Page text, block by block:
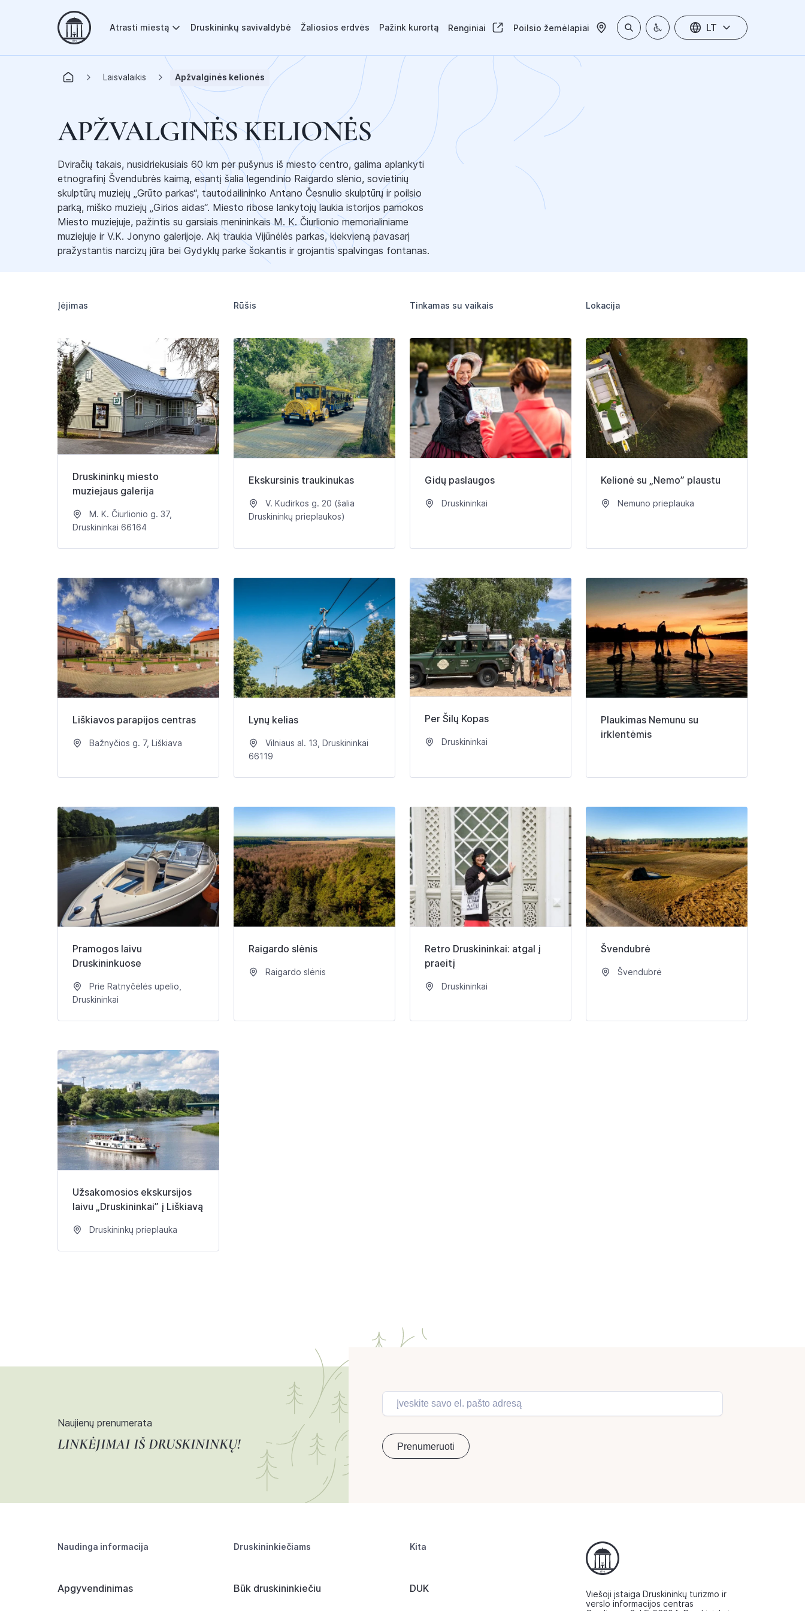
Atrasti miestą Druskininkų savivaldybė Žaliosios erdvės Pažink kurortą Renginiai Poilsio žemėlapiai LT
Laisvalaikis Apžvalginės kelionės
APŽVALGINĖS KELIONĖS
Dviračių takais, nusidriekusiais 60 km per pušynus iš miesto centro, galima aplankyti
etnografinį Švendubrės kaimą, esantį šalia legendinio Raigardo slėnio, sovietinių
skulptūrų muziejų „Grūto parkas“, tautodailininko Antano Česnulio skulptūrų ir poilsio
parką, miško muziejų „Girios aidas“. Miesto ribose lankytojų laukia istorijos pamokos
Miesto muziejuje, pažintis su garsiais menininkais M. K. Čiurlionio memorialiniame
muziejuje ir V.K. Jonyno galerijoje. Akį traukia Vijūnėlės parkas, kiekvieną pavasarį
pražystantis narcizų jūra bei Gydyklų parke šokantis ir grojantis spalvingas fontanas.
Įėjimas Rūšis Tinkamas su vaikais Lokacija
Druskininkų miesto
muziejaus galerija
M. K. Čiurlionio g. 37,
Druskininkai 66164
Ekskursinis traukinukas
V. Kudirkos g. 20 (šalia
Druskininkų prieplaukos)
Gidų paslaugos
Druskininkai
Kelionė su „Nemo” plaustu
Nemuno prieplauka
Liškiavos parapijos centras
Bažnyčios g. 7, Liškiava
Lynų kelias
Vilniaus al. 13, Druskininkai
66119
Per Šilų Kopas
Druskininkai
Plaukimas Nemunu su
irklentėmis
Pramogos laivu
Druskininkuose
Prie Ratnyčėlės upelio,
Druskininkai
Raigardo slėnis
Raigardo slėnis
Retro Druskininkai: atgal į
praeitį
Druskininkai
Švendubrė
Švendubrė
Užsakomosios ekskursijos
laivu „Druskininkai” į Liškiavą
Druskininkų prieplauka
Naujienų prenumerata
LINKĖJIMAI IŠ DRUSKININKŲ!
Naudinga informacija
Apgyvendinimas
Druskininkiečiams
Būk druskininkiečiu
Kita
DUK
Viešoji įstaiga Druskininkų turizmo ir
verslo informacijos centras